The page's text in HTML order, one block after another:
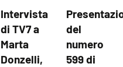
Intervista
di TV7 a
Marta
Donzelli,
del
numero
599 di